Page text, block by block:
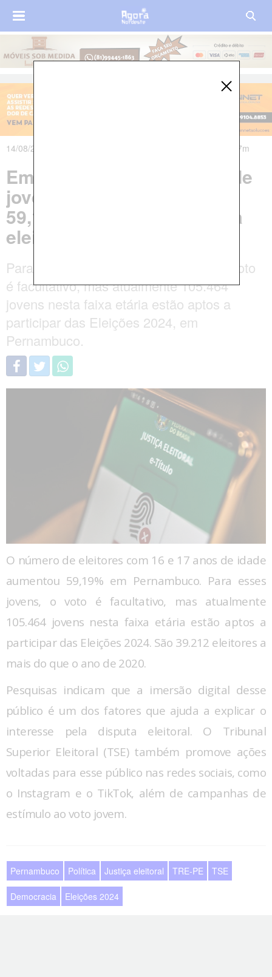
14/08/2024 às 00h54m - Atualizado em 15/08/2024 às 05h47m
Em Pernambuco, número de
jovens eleitores cresce
59,19% em relação à última
eleição municipal
Para os eleitores com 16 e 17 anos, o voto
é facultativo, mas atualmente 105.464
jovens nesta faixa etária estão aptos a
participar das Eleições 2024, em
Pernambuco.
O número de eleitores com 16 e 17 anos de idade
aumentou 59,19% em Pernambuco. Para esses
jovens, o voto é facultativo, mas atualmente
105.464 jovens nesta faixa etária estão aptos a
participar das Eleições 2024. São 39.212 eleitores a
mais do que o ano de 2020.
Pesquisas indicam que a imersão digital desse
público é um dos fatores que ajuda a explicar o
interesse pela disputa eleitoral. O Tribunal
Superior Eleitoral (TSE) também promove ações
voltadas para esse público nas redes sociais, como
o Instagram e o TikTok, além de campanhas de
estímulo ao voto jovem.
Pernambuco Política Justiça eleitoral TRE-PE TSE
Democracia Eleições 2024